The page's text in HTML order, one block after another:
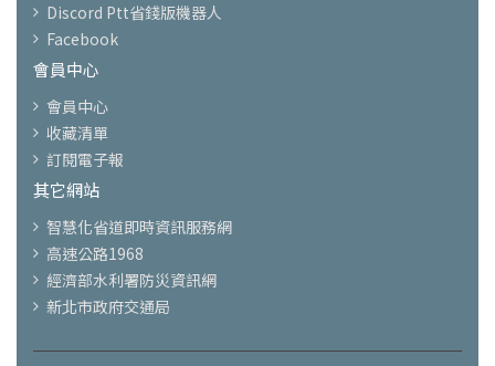
Discord Ptt省錢版機器人
Facebook
會員中心
會員中心
收藏清單
訂閱電子報
其它網站
智慧化省道即時資訊服務網
高速公路1968
經濟部水利署防災資訊網
新北市政府交通局